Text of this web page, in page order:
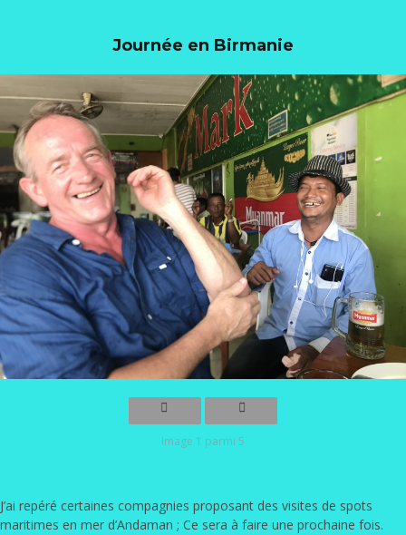
Journée en Birmanie
Image 1 parmi 5
J’ai repéré certaines compagnies proposant des visites de spots
maritimes en mer d’Andaman ; Ce sera à faire une prochaine fois.